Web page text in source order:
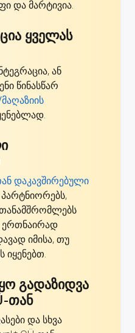
და მარტივია.
ყველას
ან
წინასწარ
დაკავშირებული
იმისა, თუ
გადაზიდვა
თან
და სხვა